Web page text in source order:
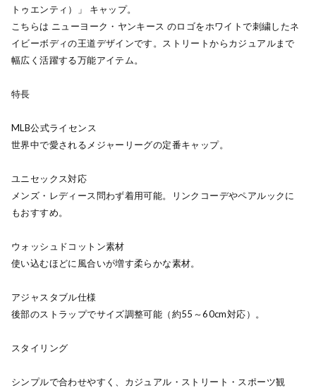
トゥエンティ）」 キャップ。
こちらは ニューヨーク・ヤンキース のロゴをホワイトで刺繍したネ
イビーボディの王道デザインです。ストリートからカジュアルまで
幅広く活躍する万能アイテム。
特長
MLB公式ライセンス
世界中で愛されるメジャーリーグの定番キャップ。
ユニセックス対応
メンズ・レディース問わず着用可能。リンクコーデやペアルックに
もおすすめ。
ウォッシュドコットン素材
使い込むほどに風合いが増す柔らかな素材。
アジャスタブル仕様
後部のストラップでサイズ調整可能（約55～60cm対応）。
スタイリング
シンプルで合わせやすく、カジュアル・ストリート・スポーツ観